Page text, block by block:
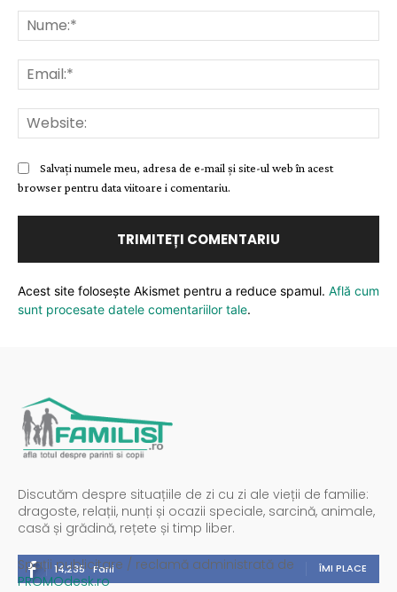
Salvați numele meu, adresa de e-mail și site-ul web în acest
browser pentru data viitoare i comentariu.
Acest site folosește Akismet pentru a reduce spamul. Află cum
sunt procesate datele comentariilor tale.
Discutăm despre situațiile de zi cu zi ale vieții de familie:
dragoste, relații, nunți și ocazii speciale, sarcină, animale,
casă și grădină, rețete și timp liber.
14,235 Fani ÎMI PLACE
Spații publicitare / reclamă administrată de
PROMOdesk.ro